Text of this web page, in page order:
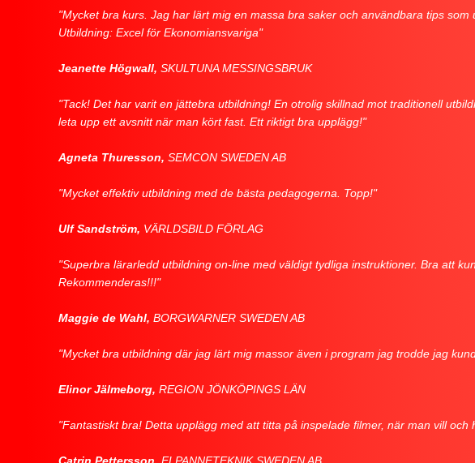
"Mycket bra kurs. Jag har lärt mig en massa bra saker och användbara tips
Utbildning: Excel för Ekonomiansvariga"
Jeanette Högwall, SKULTUNA MESSINGSBRUK
"Tack! Det har varit en jättebra utbildning! En otrolig skillnad mot traditionell
leta upp ett avsnitt när man kört fast. Ett riktigt bra upplägg!"
Agneta Thuresson, SEMCON SWEDEN AB
"Mycket effektiv utbildning med de bästa pedagogerna. Topp!"
Ulf Sandström, VÄRLDSBILD FÖRLAG
"Superbra lärarledd utbildning on-line med väldigt tydliga instruktioner. Bra att
Rekommenderas!!!"
Maggie de Wahl, BORGWARNER SWEDEN AB
"Mycket bra utbildning där jag lärt mig massor även i program jag trodde jag
Elinor Jälmeborg, REGION JÖNKÖPINGS LÄN
"Fantastiskt bra! Detta upplägg med att titta på inspelade filmer, när man vill